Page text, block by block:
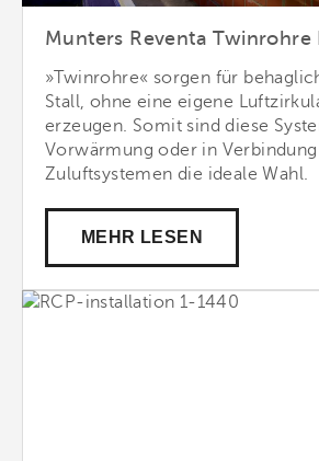
Munters Reventa Twinrohre
»Twinrohre« sorgen für
Stall, ohne eine eigene
erzeugen. Somit sind diese
Vorwärmung oder in
Zuluftsystemen die ideale Wahl.
MEHR LESEN